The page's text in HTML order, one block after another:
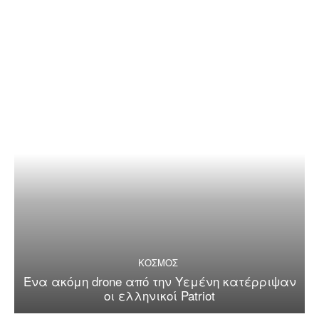
ΚΟΣΜΟΣ
Ένα ακόμη drone από την Υεμένη κατέρριψαν
οι ελληνικοί Patriot